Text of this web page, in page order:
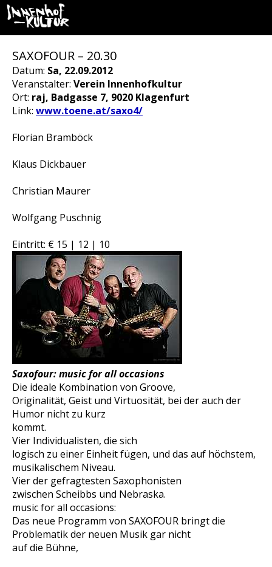
SAXOFOUR – 20.30
Datum: Sa, 22.09.2012
Veranstalter: Verein Innenhofkultur
Ort: raj, Badgasse 7, 9020 Klagenfurt
Link: www.toene.at/saxo4/
Florian Bramböck
Klaus Dickbauer
Christian Maurer
Wolfgang Puschnig
Eintritt: € 15 | 12 | 10
Saxofour: music for all occasions
Die ideale Kombination von Groove,
Originalität, Geist und Virtuosität, bei der auch der
Humor nicht zu kurz
kommt.
Vier Individualisten, die sich
logisch zu einer Einheit fügen, und das auf höchstem,
musikalischem Niveau.
Vier der gefragtesten Saxophonisten
zwischen Scheibbs und Nebraska.
music for all occasions:
Das neue Programm von SAXOFOUR bringt die
Problematik der neuen Musik gar nicht
auf die Bühne,